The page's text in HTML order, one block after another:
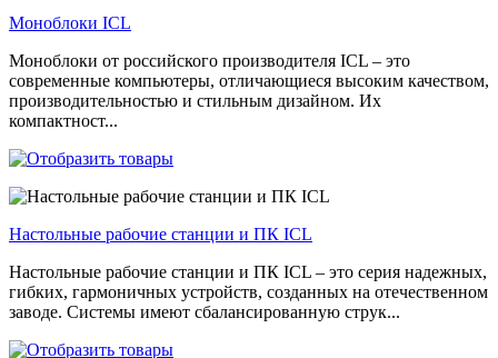
Моноблоки ICL
Моноблоки от российского производителя ICL – это
современные компьютеры, отличающиеся высоким качеством,
производительностью и стильным дизайном. Их
компактност...
Настольные рабочие станции и ПК ICL
Настольные рабочие станции и ПК ICL – это серия надежных,
гибких, гармоничных устройств, созданных на отечественном
заводе. Системы имеют сбалансированную струк...